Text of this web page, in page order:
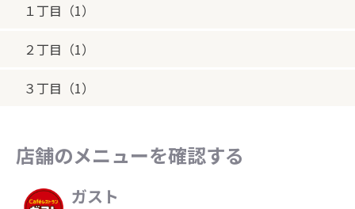
１丁目（1）
２丁目（1）
３丁目（1）
店舗のメニューを確認する
ガスト